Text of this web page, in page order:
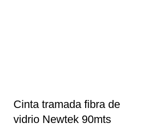
Cinta tramada fibra de
vidrio Newtek 90mts